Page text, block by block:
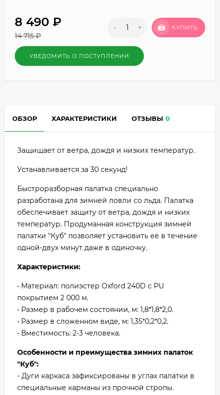
8 490 ₽
14 715₽
- + КУПИТЬ
УВЕДОМИТЬ О ПОСТУПЛЕНИИ
ОБЗОР ХАРАКТЕРИСТИКИ ОТЗЫВЫ 0
Защищает от ветра, дождя и низких температур.
Устанавливается за 30 секунд!
Быстроразборная палатка специально
разработана для зимней ловли со льда. Палатка
обеспечивает защиту от ветра, дождя и низких
температур. Продуманная конструкция зимней
палатки "Куб" позволяет установить её в течение
одной-двух минут даже в одиночку.
Характеристики:
• Материал: полиэстер Oxford 240D с PU
покрытием 2 000 м.
• Размер в рабочем состоянии, м: 1,8*1,8*2,0.
• Размер в сложенном виде, м: 1,35*0,2*0,2.
• Вместимость: 2-3 человека.
Особенности и преимущества зимних палаток
"Куб":
- Дуги каркаса зафиксированы в углах палатки в
специальные карманы из прочной стропы.